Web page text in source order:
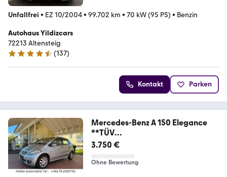
Unfallfrei • EZ 10/2004• 99.702 km • 70 kW (95 PS) • Benzin
Autohaus Yildizcars
72213 Altensteig
4.4 Sterne
(137)
Kontakt Parken
Mercedes-Benz A 150 Elegance
**TÜV
NEU/2.HAND/XENON/SHZ**
3.750 €
Ohne Bewertung